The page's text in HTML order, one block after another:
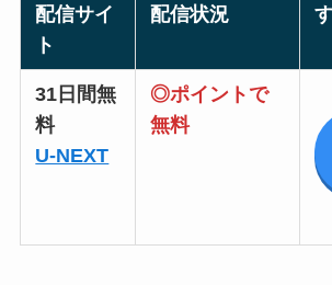
配信サイ
ト
配信状況
31日間無
料
U-NEXT
◎ポイントで
無料